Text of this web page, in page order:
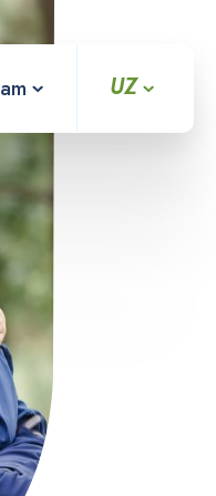
UZ